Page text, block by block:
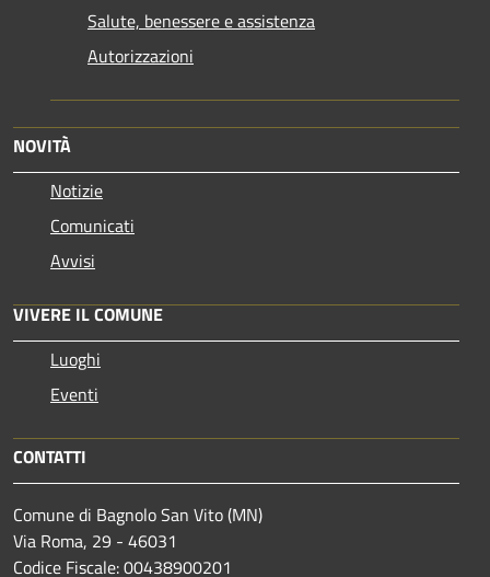
Salute, benessere e assistenza
Autorizzazioni
NOVITÀ
Notizie
Comunicati
Avvisi
VIVERE IL COMUNE
Luoghi
Eventi
CONTATTI
Comune di Bagnolo San Vito (MN)
Via Roma, 29 - 46031
Codice Fiscale: 00438900201